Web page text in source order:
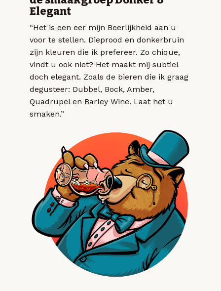
Elegant
“Het is een eer mijn Beerlijkheid aan u
voor te stellen. Dieprood en donkerbruin
zijn kleuren die ik prefereer. Zo chique,
vindt u ook niet? Het maakt mij subtiel
doch elegant. Zoals de bieren die ik graag
degusteer: Dubbel, Bock, Amber,
Quadrupel en Barley Wine. Laat het u
smaken.”